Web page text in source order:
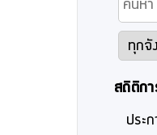
สถิติกา
ประ